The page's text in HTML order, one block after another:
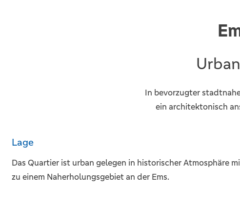
In bevorzugter
ein architektonisch
Lage
Das Quartier ist urban gelegen in historischer Atmosphäre
zu einem Naherholungsgebiet an der Ems.